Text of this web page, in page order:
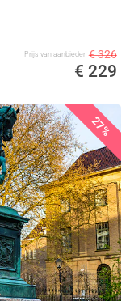
Prijs van aanbieder € 326
€ 229
27%